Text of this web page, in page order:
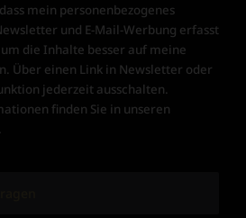
mein personenbezogenes
und E-Mail-Werbung erfasst
die Inhalte besser auf meine
Über einen Link in Newsletter oder
jederzeit ausschalten.
finden Sie in unseren
.